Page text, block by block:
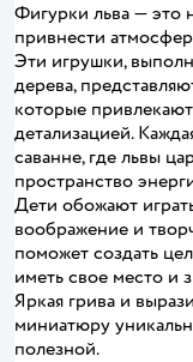
Фигурки льва — это
привнести
Эти игрушки,
дерева,
которые
детализацией.
саванне, где львы
пространство
Дети обожают
воображение и
поможет создать
иметь свое место и
Яркая грива и
миниатюру
полезной.